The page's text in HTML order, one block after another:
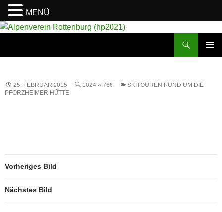
25. FEBRUAR 2015 1024 × 768
SKITOUREN RUND UM DIE
PFORZHEIMER HÜTTE
Vorheriges Bild
Nächstes Bild
MENÜ